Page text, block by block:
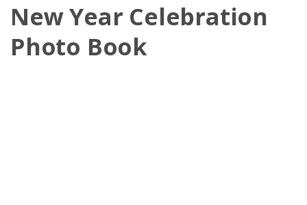
New Year Celebration
Photo Book